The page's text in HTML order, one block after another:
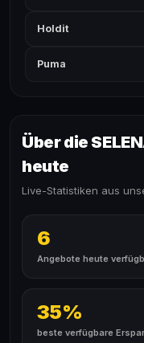
Holdit
Puma
Über die
heute
Live-Statistiken aus
6
Angebote heute
35%
beste verfügbare